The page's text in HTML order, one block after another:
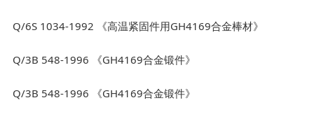
Q/6S 1034-1992 《高温紧固件用GH4169合金棒材》
Q/3B 548-1996 《GH4169合金锻件》
Q/3B 548-1996 《GH4169合金锻件》